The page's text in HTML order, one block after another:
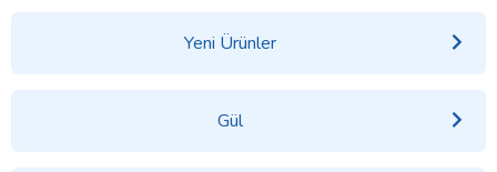
Yeni Ürünler
Gül